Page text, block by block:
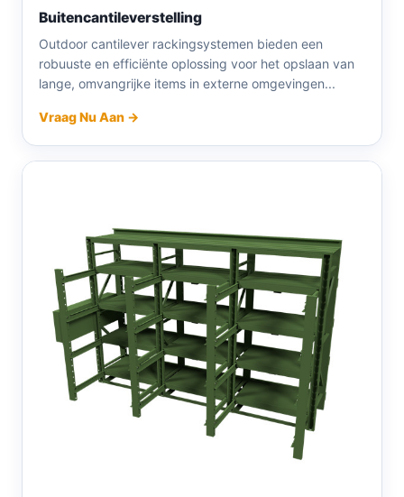
Buitencantileverstelling
Outdoor cantilever rackingsystemen bieden een
robuuste en efficiënte oplossing voor het opslaan van
lange, omvangrijke items in externe omgevingen...
Vraag Nu Aan →